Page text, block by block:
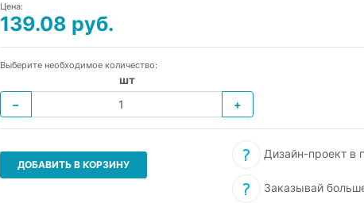
Цена:
139.08 руб.
Выберите необходимое количество:
шт
−
+
ДОБАВИТЬ В КОРЗИНУ
Дизайн-проект в
Заказывай